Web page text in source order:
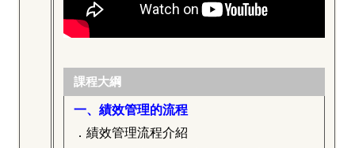
課程大綱
一、績效管理的流程
．績效管理流程介紹